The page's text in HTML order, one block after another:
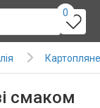
0
смаком